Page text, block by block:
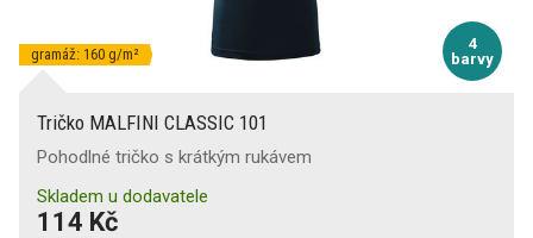
4
barvy
gramáž: 160 g/m²
Tričko MALFINI CLASSIC 101
Pohodlné tričko s krátkým rukávem
Skladem u dodavatele
114 Kč